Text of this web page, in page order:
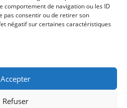
comportement de navigation ou les ID
pas consentir ou de retirer son
négatif sur certaines caractéristiques
Accepter
Refuser